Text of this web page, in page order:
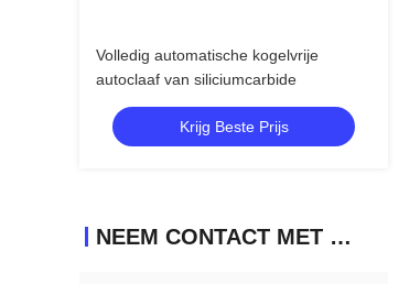
Volledig automatische kogelvrije
autoclaaf van siliciumcarbide
Krijg Beste Prijs
NEEM CONTACT MET ONS OP